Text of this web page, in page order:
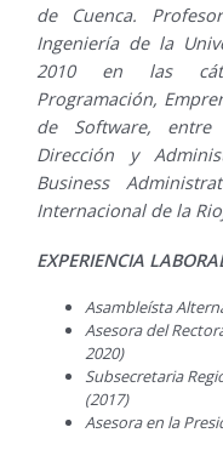
de Cuenca.
Ingeniería de la
2010 en las
Programación,
de Software,
Dirección y
Business
Internacional de la
EXPERIENCIA
Asambleísta
Asesora del
2020)
Subsecretaria
(2017)
Asesora en la